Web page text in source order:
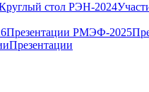
стол РЭН-2024
Презентации РМЭФ-2025
Презентации